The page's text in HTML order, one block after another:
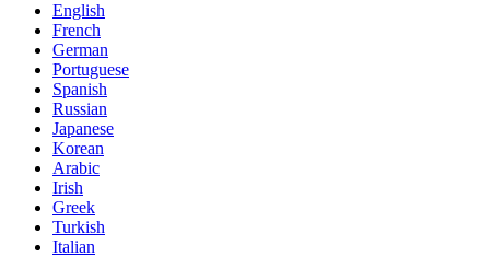
English
French
German
Portuguese
Spanish
Russian
Japanese
Korean
Arabic
Irish
Greek
Turkish
Italian